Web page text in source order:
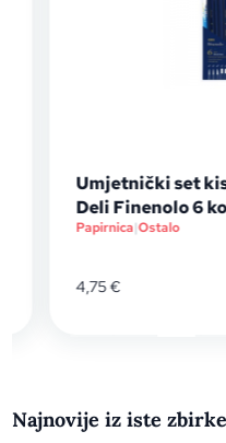
Umjetnički set
Deli Finenolo 6
Papirnica|Ostalo
4,75€
Najnovije iz iste zbirke